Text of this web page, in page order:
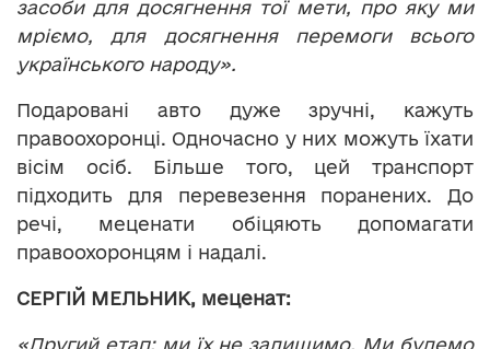
засоби для досягнення тої мети, про яку ми
мріємо, для досягнення перемоги всього
українського народу».
Подаровані авто дуже зручні, кажуть
правоохоронці. Одночасно у них можуть їхати
вісім осіб. Більше того, цей транспорт
підходить для перевезення поранених. До
речі, меценати обіцяють допомагати
правоохоронцям і надалі.
СЕРГІЙ МЕЛЬНИК, меценат:
«Другий етап: ми їх не залишимо. Ми будемо